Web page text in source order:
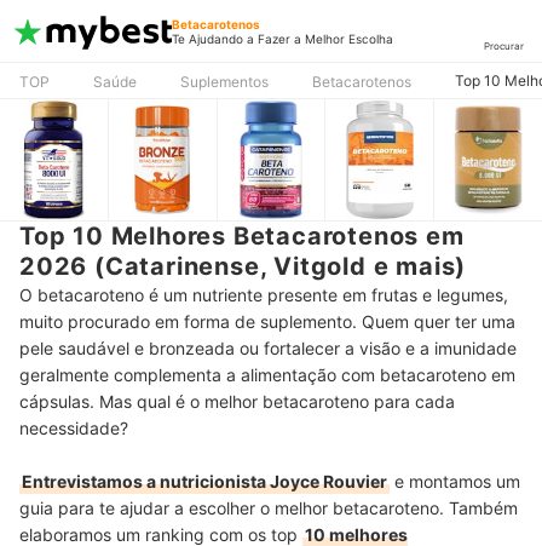
Betacarotenos
Te Ajudando a Fazer a Melhor Escolha
Procurar
TOP Saúde Suplementos Betacarotenos Top 10
Top 10 Melhores Betacarotenos em
2026 (Catarinense, Vitgold e mais)
O betacaroteno é um nutriente presente em frutas e legumes,
muito procurado em forma de suplemento. Quem quer ter uma
pele saudável e bronzeada ou fortalecer a visão e a imunidade
geralmente complementa a alimentação com betacaroteno em
cápsulas. Mas qual é o melhor betacaroteno para cada
necessidade?
Entrevistamos a nutricionista Joyce Rouvier e montamos um
guia para te ajudar a escolher o melhor betacaroteno. Também
elaboramos um ranking com os top 10 melhores